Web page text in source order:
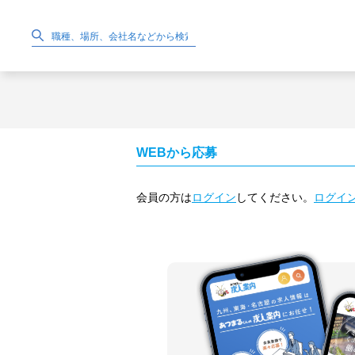
WEBから応募
会員の方はログイン してください。 ログイ